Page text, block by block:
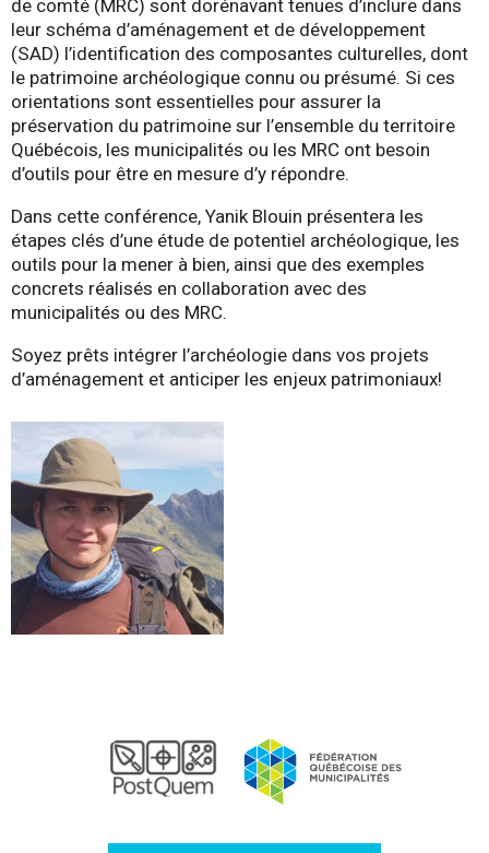
de comté (MRC) sont dorénavant tenues d’inclure dans
leur schéma d’aménagement et de développement
(SAD) l’identification des composantes culturelles, dont
le patrimoine archéologique connu ou présumé. Si ces
orientations sont essentielles pour assurer la
préservation du patrimoine sur l’ensemble du territoire
Québécois, les municipalités ou les MRC ont besoin
d’outils pour être en mesure d’y répondre.
Dans cette conférence, Yanik Blouin présentera les
étapes clés d’une étude de potentiel archéologique, les
outils pour la mener à bien, ainsi que des exemples
concrets réalisés en collaboration avec des
municipalités ou des MRC.
Soyez prêts intégrer l’archéologie dans vos projets
d’aménagement et anticiper les enjeux patrimoniaux!